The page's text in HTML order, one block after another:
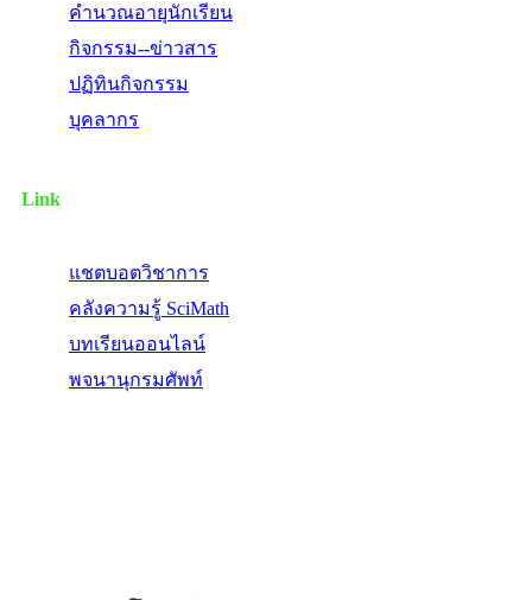
คำนวณอายุนักเรียน
กิจกรรม--ข่าวสาร
ปฏิทินกิจกรรม
บุคลากร
Link
แชตบอตวิชาการ
คลังความรู้ SciMath
บทเรียนออนไลน์
พจนานุกรมศัพท์